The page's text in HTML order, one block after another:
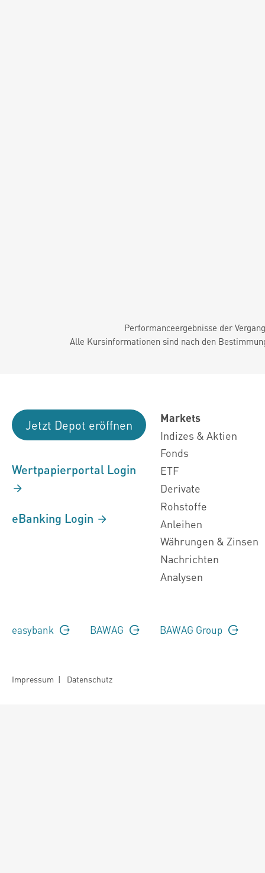
Performanceergebnisse der
Alle Kursinformationen sind nach den
Jetzt Depot eröffnen
Wertpapierportal Login
eBanking Login
Markets
Indizes & Aktien
Fonds
ETF
Derivate
Rohstoffe
Anleihen
Währungen & Zinsen
Nachrichten
Analysen
easybank BAWAG BAWAG Group
Impressum | Datenschutz